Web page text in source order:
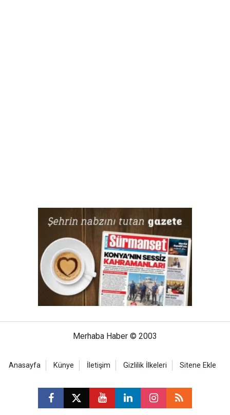
Merhaba Haber © 2003
Anasayfa Künye İletişim Gizlilik İlkeleri Sitene Ekle